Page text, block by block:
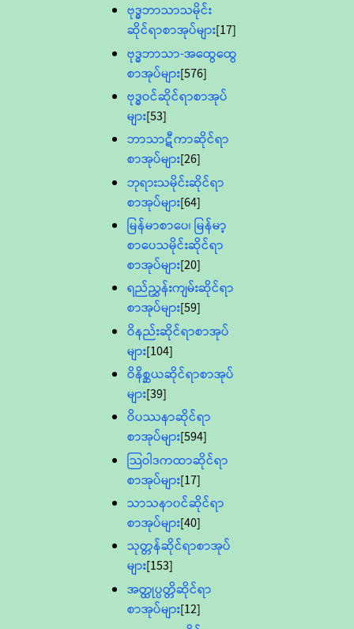
ဗုဒ္ဓဘာသာသမိုင်း
ဆိုင်ရာစာအုပ်များ[17]
ဗုဒ္ဓဘာသာ-အထွေထွေ
စာအုပ်များ[576]
ဗုဒ္ဓဝင်ဆိုင်ရာစာအုပ်
များ[53]
ဘာသာဋီကာဆိုင်ရာ
စာအုပ်များ[26]
ဘုရားသမိုင်းဆိုင်ရာ
စာအုပ်များ[64]
မြန်မာစာပေ၊ မြန်မာ့
စာပေသမိုင်းဆိုင်ရာ
စာအုပ်များ[20]
ရည်ညွှန်းကျမ်းဆိုင်ရာ
စာအုပ်များ[59]
ဝိနည်းဆိုင်ရာစာအုပ်
များ[104]
ဝိနိစ္ဆယဆိုင်ရာစာအုပ်
များ[39]
ဝိပဿနာဆိုင်ရာ
စာအုပ်များ[594]
သြဝါဒကထာဆိုင်ရာ
စာအုပ်များ[17]
သာသနာ၀င်ဆိုင်ရာ
စာအုပ်များ[40]
သုတ္တန်ဆိုင်ရာစာအုပ်
များ[153]
အတ္ထုပ္ပတ္တိဆိုင်ရာ
စာအုပ်များ[12]